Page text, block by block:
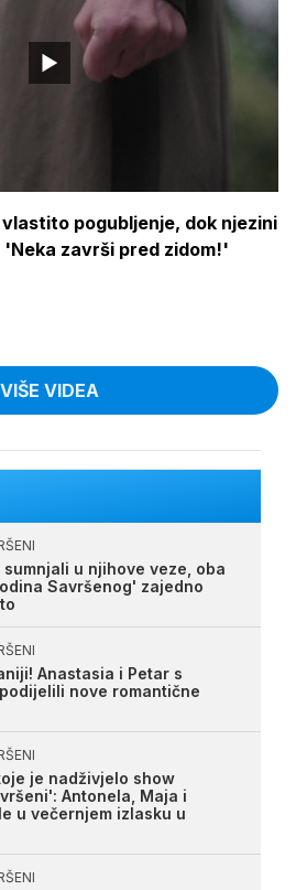
pogubljenje, dok njezini
završi pred zidom!'
VIŠE VIDEA
sumnjali u njihove veze, oba
Savršenog' zajedno
Anastasia i Petar s
nove romantične
je nadživjelo show
Antonela, Maja i
u večernjem izlasku u